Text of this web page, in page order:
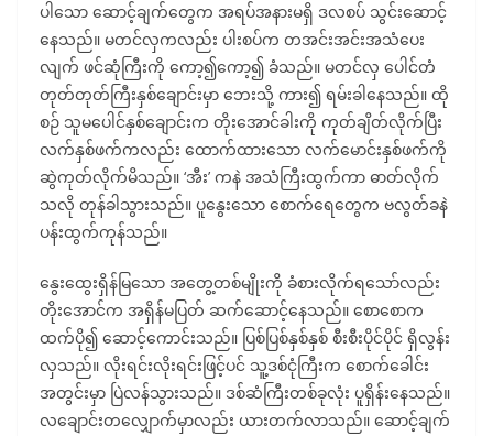
ပါသော ဆောင့်ချက်တွေက အရပ်အနားမရှိ ဒလစပ် သွင်းဆောင့်
နေသည်။ မတင်လှကလည်း ပါးစပ်က တအင်းအင်းအသံပေး
လျက် ဖင်ဆုံကြီးကို ကော့၍ကော့၍ ခံသည်။ မတင်လှ ပေါင်တံ
တုတ်တုတ်ကြီးနှစ်ချောင်းမှာ ဘေးသို့ ကား၍ ရမ်းခါနေသည်။ ထို
စဉ် သူမပေါင်နှစ်ချောင်းက တိုးအောင်ခါးကို ကုတ်ချိတ်လိုက်ပြီး
လက်နှစ်ဖက်ကလည်း ထောက်ထားသော လက်မောင်းနှစ်ဖက်ကို
ဆွဲကုတ်လိုက်မိသည်။ ‘အီး’ ကနဲ အသံကြီးထွက်ကာ ဓာတ်လိုက်
သလို တုန်ခါသွားသည်။ ပူနွေးသော စောက်ရေတွေက ဗလွတ်ခနဲ
ပန်းထွက်ကုန်သည်။
နွေးထွေးရှိန်မြသော အတွေ့တစ်မျိုးကို ခံစားလိုက်ရသော်လည်း
တိုးအောင်က အရှိန်မပြတ် ဆက်ဆောင့်နေသည်။ စောစောက
ထက်ပို၍ ဆောင့်ကောင်းသည်။ ပြစ်ပြစ်နှစ်နှစ် စီးစီးပိုင်ပိုင် ရှိလွန်း
လှသည်။ လိုးရင်းလိုးရင်းဖြင့်ပင် သူ့ဒစ်ငုံကြီးက စောက်ခေါင်း
အတွင်းမှာ ပြဲလန်သွားသည်။ ဒစ်ဆံကြီးတစ်ခုလုံး ပူရှိန်းနေသည်။
လချောင်းတလျှောက်မှာလည်း ယားတက်လာသည်။ ဆောင့်ချက်